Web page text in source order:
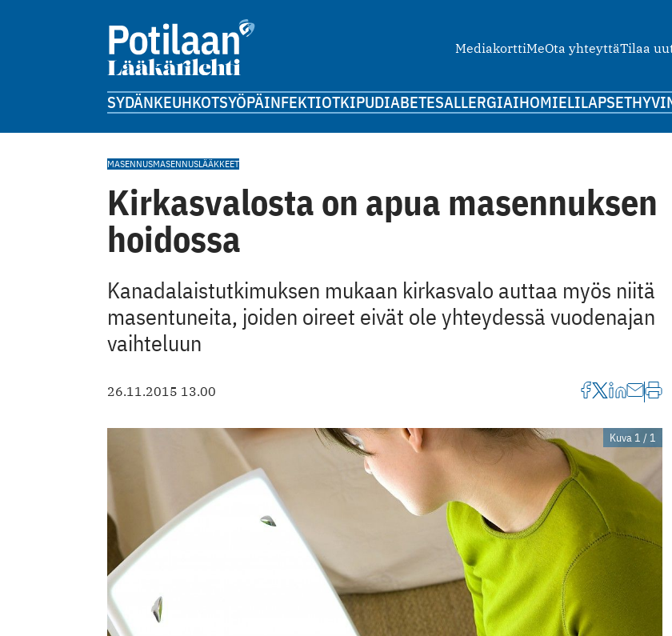
MediakorttiMeOta yhteyttäTilaa
SYDÄNKEUHKOTSYÖPÄINFEKTIOTKIPUDIABETESALLERGIAIHOMIELILAPSET
MASENNUSMASENNUSLÄÄKKEET
Kirkasvalosta on apua masennuksen
hoidossa
Kanadalaistutkimuksen mukaan kirkasvalo auttaa myös niitä
masentuneita, joiden oireet eivät ole yhteydessä vuodenajan
vaihteluun
26.11.2015 13.00
Kuva 1 / 1